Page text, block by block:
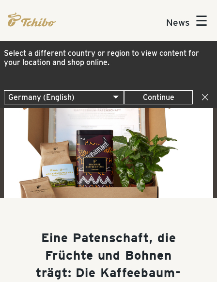
News ☰
Select a different country or region to view content for
your location and shop online.
Continue
Eine Patenschaft, die
Früchte und Bohnen
trägt: Die Kaffeebaum-